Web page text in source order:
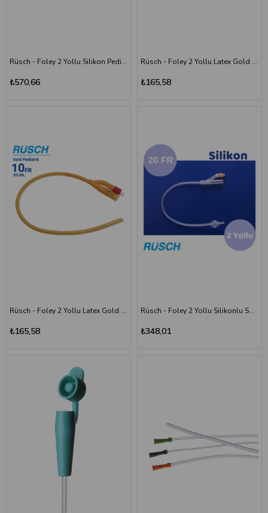
Rüsch - Foley 2 Yollu Silikon Pediatrik Sonda - Çocuk 10 Numara - 5ML
₺570,66
Rüsch - Foley 2 Yollu Latex Gold Pediatrik Sonda - Çocuk 08 Numara - 3ML
₺165,58
Rüsch - Foley 2 Yollu Latex Gold Pediatrik Sonda - Çocuk 10 Numara - 3ML
₺165,58
Rüsch - Foley 2 Yollu Silikonlu Sonda - 20 Numara - 10ML
₺348,01